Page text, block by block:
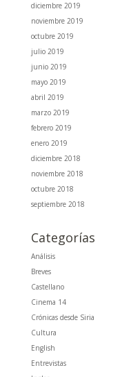
diciembre 2019
noviembre 2019
octubre 2019
julio 2019
junio 2019
mayo 2019
abril 2019
marzo 2019
febrero 2019
enero 2019
diciembre 2018
noviembre 2018
octubre 2018
septiembre 2018
Categorías
Análisis
Breves
Castellano
Cinema 14
Crónicas desde Siria
Cultura
English
Entrevistas